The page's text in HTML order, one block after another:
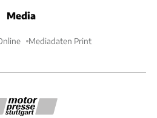
Media
Mediadaten Print